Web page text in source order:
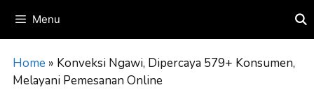
content
Menu
Home » Konveksi Ngawi, Dipercaya 579+ Konsumen,
Melayani Pemesanan Online